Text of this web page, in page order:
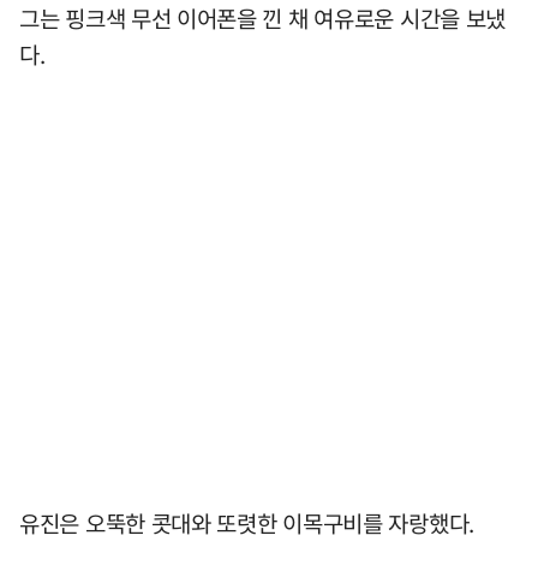
그는 핑크색 무선 이어폰을 낀 채 여유로운 시간을 보냈
다.
유진은 오뚝한 콧대와 또렷한 이목구비를 자랑했다.